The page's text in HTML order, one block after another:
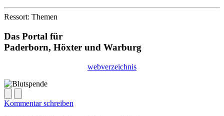
Ressort: Themen
Das Portal für
Paderborn, Höxter und Warburg
webverzeichnis
Kommentar schreiben